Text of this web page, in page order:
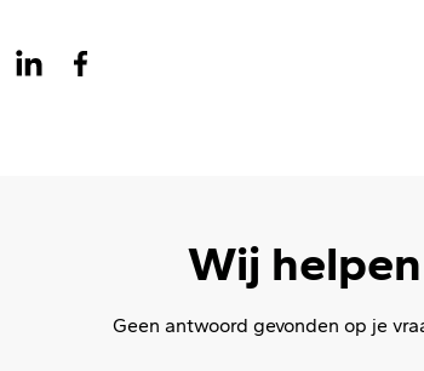
Wij
Geen antwoord gevonden op je